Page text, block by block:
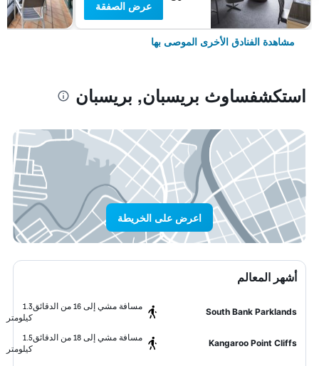
عرض الصفقة
مشاهدة الفنادق الأخرى الموصى بها
استكشفساوث بريسبان, بريسبان
اعرض على الخريطة
أشهر المعالم
South Bank Parklands
مسافة مشي إلى 16 من الدقائق
1.3
كيلومتر
Kangaroo Point Cliffs
مسافة مشي إلى 18 من الدقائق
1.5
كيلومتر